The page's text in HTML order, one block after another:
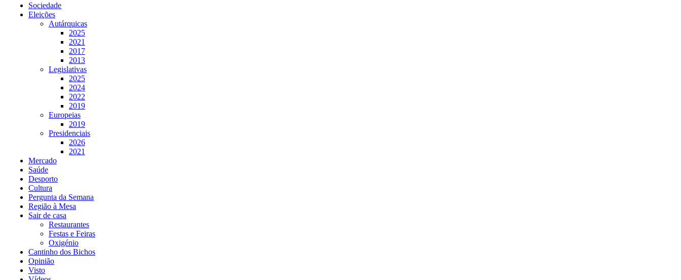
Sociedade
Eleições
Autárquicas
2025
2021
2017
2013
Legislativas
2025
2024
2022
2019
Europeias
2019
Presidenciais
2026
2021
Mercado
Saúde
Desporto
Cultura
Pergunta da Semana
Região à Mesa
Sair de casa
Restaurantes
Festas e Feiras
Oxigénio
Cantinho dos Bichos
Opinião
Visto